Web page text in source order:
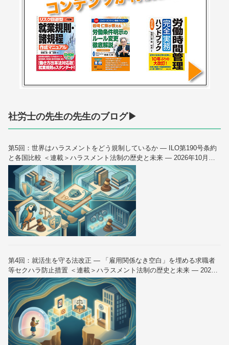
社労士の先生の先生のブログ▶
第5回：世界はハラスメントをどう規制しているか — ILO第190号条約
と各国比較 ＜連載＞ハラスメント法制の歴史と未来 — 2026年10月大
改正を読み解く（全6回）
第4回：就活生を守る法改正 — 「雇用関係なき空白」を埋める求職者
等セクハラ防止措置 ＜連載＞ハラスメント法制の歴史と未来 — 2026
年10月大改正を読み解く（全6回）